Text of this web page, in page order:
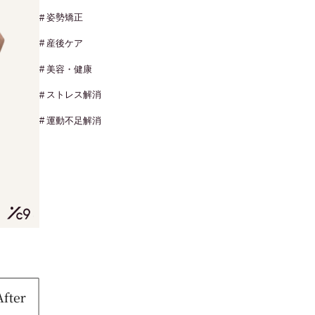
姿勢矯正
産後ケア
美容・健康
ストレス解消
運動不足解消